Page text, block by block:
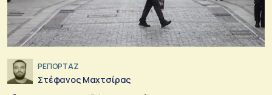
ΡΕΠΟΡΤΑΖ
Στέφανος Μαχτσίρας